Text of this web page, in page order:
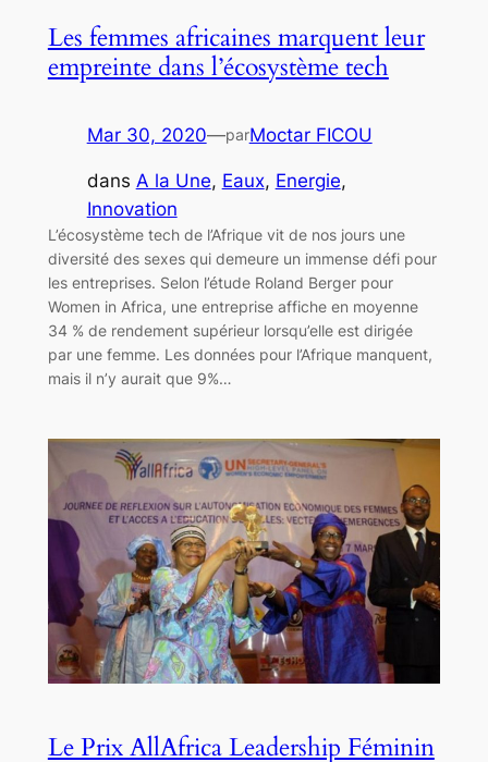
Les femmes africaines marquent leur
empreinte dans l’écosystème tech
Mar 30, 2020—parMoctar FICOU
dans A la Une, Eaux, Energie
Innovation
L’écosystème tech de l’Afrique vit de nos jours une
diversité des sexes qui demeure un immense défi pour
les entreprises. Selon l’étude Roland Berger pour
Women in Africa, une entreprise affiche en moyenne
34 % de rendement supérieur lorsqu’elle est dirigée
par une femme. Les données pour l’Afrique manquent,
mais il n’y aurait que 9%…
Le Prix AllAfrica Leadership Féminin